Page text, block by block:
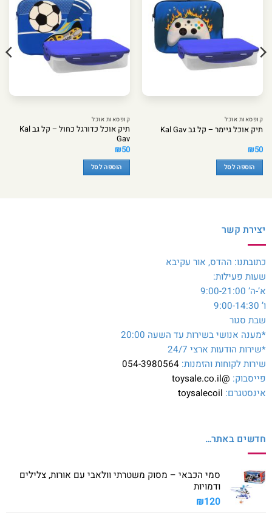
קופסאות אוכל
תיק אוכל גיימר – קל גב Kal Gav
₪50
הוספה לסל
קופסאות אוכל
תיק אוכל כדורגל כחול – קל גב Kal
Gav
₪50
הוספה לסל
יצירת קשר
כתובתנו: ההדס, אור עקיבא
שעות פעילות:
א’-ה’ 9:00-21:00
ו’ 9:00-14:30
שבת סגור
*מענה אנושי בשירות עד השעה 20:00
*שירות הודעות ארצי 24/7
שירות לקוחות והזמנות: 054-3980564
פייסבוק: @toysale.co.il
אינסטגרם: toysalecoil
חדשים באתר…
סמי הכבאי – מסוק משטרתי וולאבי עם אורות, צלילים
ודמויות
₪120